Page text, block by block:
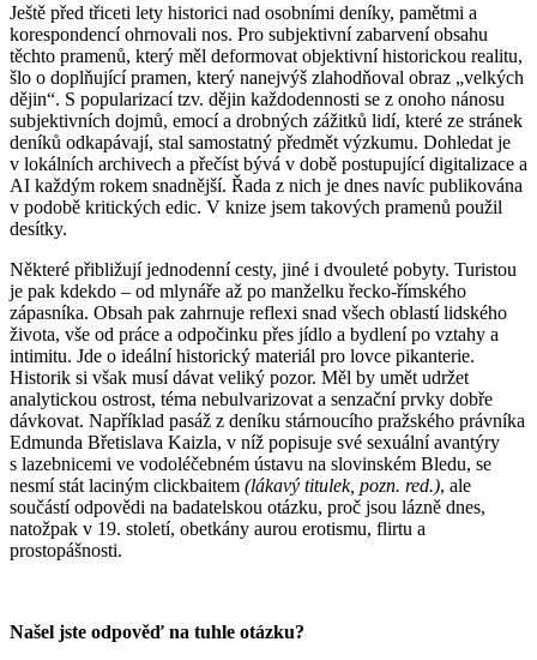
Ještě před třiceti lety historici nad osobními deníky, pamětmi a
korespondencí ohrnovali nos. Pro subjektivní zabarvení obsahu
těchto pramenů, který měl deformovat objektivní historickou realitu,
šlo o doplňující pramen, který nanejvýš zlahodňoval obraz „velkých
dějin“. S popularizací tzv. dějin každodennosti se z onoho nánosu
subjektivních dojmů, emocí a drobných zážitků lidí, které ze stránek
deníků odkapávají, stal samostatný předmět výzkumu. Dohledat je
v lokálních archivech a přečíst bývá v době postupující digitalizace a
AI každým rokem snadnější. Řada z nich je dnes navíc publikována
v podobě kritických edic. V knize jsem takových pramenů použil
desítky.
Některé přibližují jednodenní cesty, jiné i dvouleté pobyty. Turistou
je pak kdekdo ‒ od mlynáře až po manželku řecko-římského
zápasníka. Obsah pak zahrnuje reflexi snad všech oblastí lidského
života, vše od práce a odpočinku přes jídlo a bydlení po vztahy a
intimitu. Jde o ideální historický materiál pro lovce pikanterie.
Historik si však musí dávat veliký pozor. Měl by umět udržet
analytickou ostrost, téma nebulvarizovat a senzační prvky dobře
dávkovat. Například pasáž z deníku stárnoucího pražského právníka
Edmunda Břetislava Kaizla, v níž popisuje své sexuální avantýry
s lazebnicemi ve vodoléčebném ústavu na slovinském Bledu, se
nesmí stát laciným clickbaitem (lákavý titulek, pozn. red.), ale
součástí odpovědi na badatelskou otázku, proč jsou lázně dnes,
natožpak v 19. století, obetkány aurou erotismu, flirtu a
prostopášnosti.
Našel jste odpověď na tuhle otázku?